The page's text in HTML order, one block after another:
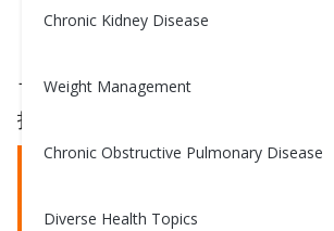
Chronic Kidney Disease
Weight Management
Chronic Obstructive Pulmonary Disease
Diverse Health Topics
Grace Aguirre, MS, RD
了解利器的處理和處置非常重要。利
指的是可以切割或刺穿皮膚的尖銳物